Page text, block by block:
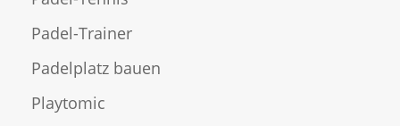
Padel-Trainer
Padelplatz bauen
Playtomic